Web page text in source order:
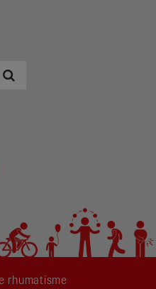
rhumatisme